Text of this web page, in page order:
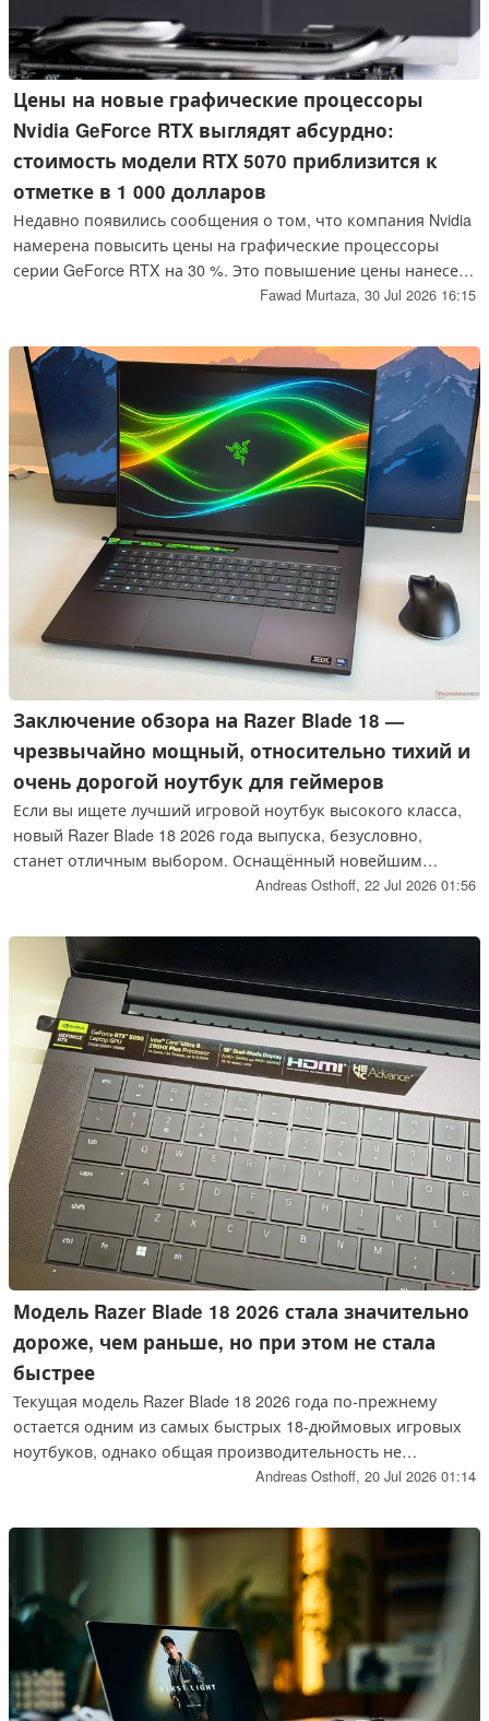
Цены на новые графические процессоры
Nvidia GeForce RTX выглядят абсурдно:
стоимость модели RTX 5070 приблизится к
отметке в 1 000 долларов
Недавно появились сообщения о том, что компания Nvidia
намерена повысить цены на графические процессоры
серии GeForce RTX на 30 %. Это повышение цены нанесет
серьезный ущерб конкурентоспособности таких моделей,
цена последней из них достигнет 1 000 долларов.
Fawad Murtaza, 30 Jul 2026 16:15
Заключение обзора на Razer Blade 18 —
чрезвычайно мощный, относительно тихий и
очень дорогой ноутбук для геймеров
Если вы ищете лучший игровой ноутбук высокого класса,
новый Razer Blade 18 2026 года выпуска, безусловно,
станет отличным выбором. Оснащённый новейшим
процессором Intel Core Ultra 9 290HX Plus и хорошо
оснащён самыми быстрыми мобильными компонентами,
доступными на рынке.
Andreas Osthoff, 22 Jul 2026 01:56
Модель Razer Blade 18 2026 стала значительно
дороже, чем раньше, но при этом не стала
быстрее
Текущая модель Razer Blade 18 2026 года по-прежнему
остается одним из самых быстрых 18-дюймовых игровых
ноутбуков, однако общая производительность не
изменилась, несмотря на незначительное обновление
цена значительно выше, чем раньше, в связи с текущими
Andreas Osthoff, 20 Jul 2026 01:14